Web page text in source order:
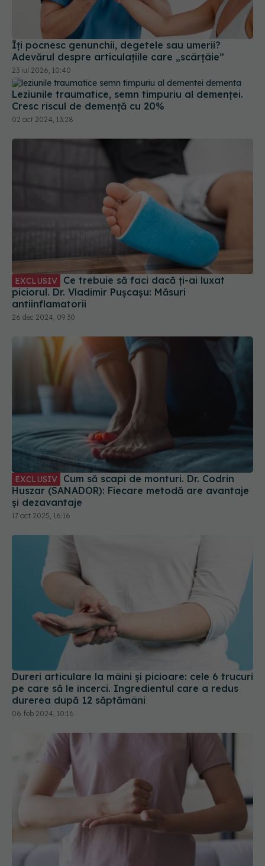
EXCLUSIV Ce trebuie să faci dacă ți-ai luxat
piciorul. Dr. Vladimir Pușcașu: Măsuri
antiinflamatorii
26 dec 2024, 09:30
EXCLUSIV Cum să scapi de monturi. Dr. Codrin
Huszar (SANADOR): Fiecare metodă are avantaje
și dezavantaje
17 oct 2025, 16:16
Dureri articulare la mâini și picioare: cele 6 trucuri
pe care să le încerci. Ingredientul care a redus
durerea după 12 săptămâni
06 feb 2024, 10:16
Utilizarea telefonului, asociată cu sindromul de
tunel carpian. Are și alte efecte negative
03 sep 2024, 13:47